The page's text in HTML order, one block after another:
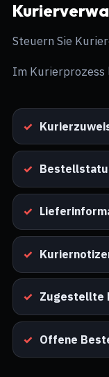
Steuern Sie
Im Kurierprozess
Zugestellte
Offene